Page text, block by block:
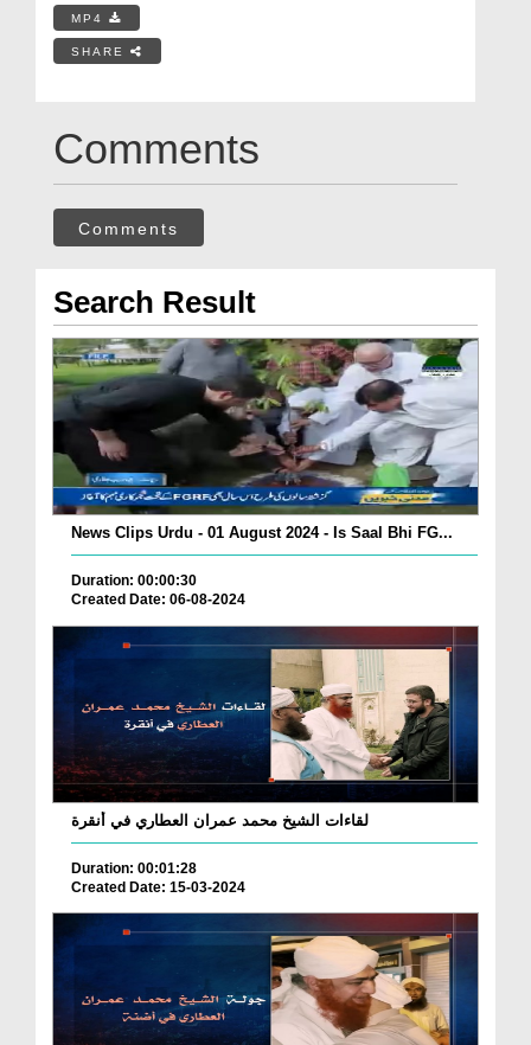
MP4
SHARE
Comments
Comments
Search Result
News Clips Urdu - 01 August 2024 - Is Saal Bhi FG...
Duration: 00:00:30
Created Date: 06-08-2024
لقاءات الشيخ محمد عمران العطاري في أنقرة
Duration: 00:01:28
Created Date: 15-03-2024